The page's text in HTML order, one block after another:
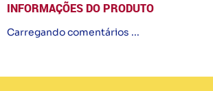
INFORMAÇÕES DO PRODUTO
Carregando comentários ...